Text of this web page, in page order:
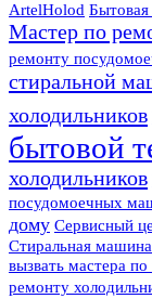
ArtelHolod Бытовая
Мастер по
ремонту
стиральной
холодильников
бытовой
холодильников
посудомоечных
дому Сервисный
Стиральная
вызвать мастера
ремонту